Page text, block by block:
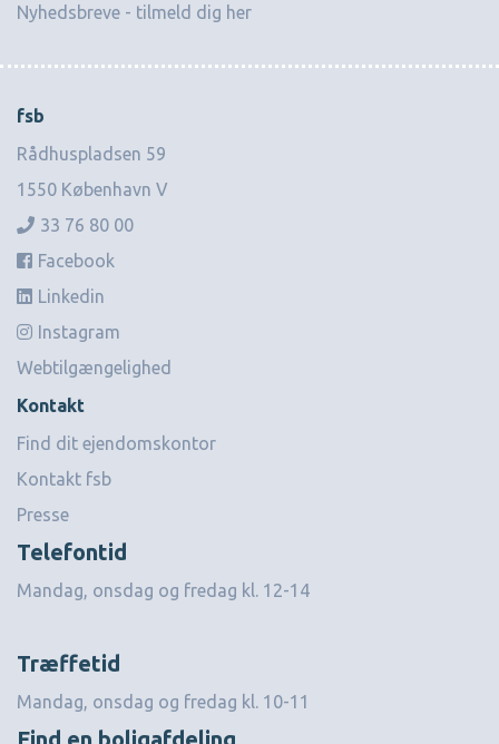
Nyhedsbreve - tilmeld dig her
fsb
Rådhuspladsen 59
1550 København V
33 76 80 00
Facebook
Linkedin
Instagram
Webtilgængelighed
Kontakt
Find dit ejendomskontor
Kontakt fsb
Presse
Telefontid
Mandag, onsdag og fredag kl. 12-14
Træffetid
Mandag, onsdag og fredag kl. 10-11
Find en boligafdeling